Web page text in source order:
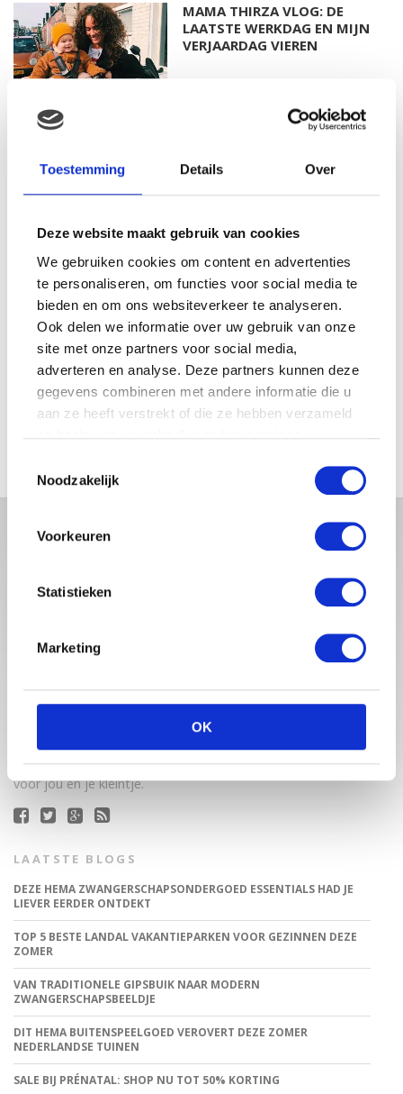
Toestemming Details Over
Deze website maakt gebruik van cookies
We gebruiken cookies om content en advertenties
te personaliseren, om functies voor social media te
bieden en om ons websiteverkeer te analyseren.
Ook delen we informatie over uw gebruik van onze
site met onze partners voor social media,
adverteren en analyse. Deze partners kunnen deze
gegevens combineren met andere informatie die u
aan ze heeft verstrekt of die ze hebben verzameld
Noodzakelijk
Voorkeuren
Statistieken
Marketing
OK
MAMA THIRZA VLOG: DE
LAATSTE WERKDAG EN MIJN
VERJAARDAG VIEREN
MAMA THIRZA VLOG: HET IS
VAKANTIE & TWEE ZIEKE
KINDEREN
MAMA CARMEN VLOG:
SCHOLEN ZIJN WEER
BEGONNEN & TANDEN BLEKEN
Babystraatje.nl is een uniek platform voor aanstaande en
jonge moeders. Een online ontmoetingsplek vol
inspirerende blogs en handige artikelen op het gebied van
zwangerschap, moederschap, babyproducten, lifestyle en
fashion. Babystraatje.nl, het leukste online (winkel)straatje
voor jou en je kleintje.
LAATSTE BLOGS
DEZE HEMA ZWANGERSCHAPSONDERGOED ESSENTIALS HAD JE
LIEVER EERDER ONTDEKT
TOP 5 BESTE LANDAL VAKANTIEPARKEN VOOR GEZINNEN DEZE
ZOMER
VAN TRADITIONELE GIPSBUIK NAAR MODERN
ZWANGERSCHAPSBEELDJE
DIT HEMA BUITENSPEELGOED VEROVERT DEZE ZOMER
NEDERLANDSE TUINEN
SALE BIJ PRÉNATAL: SHOP NU TOT 50% KORTING